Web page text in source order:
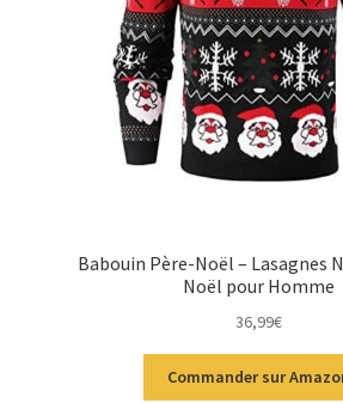
Babouin Père-Noël – Lasagnes
Noël pour Homme
36,99€
Commander sur